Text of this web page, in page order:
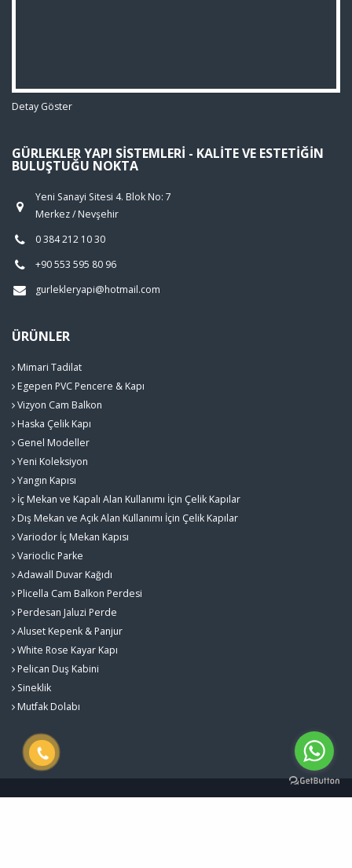
Detay Göster
GÜRLEKLER YAPI SISTEMLERI - KALITE VE ESTETIĞIN
BULUŞTUĞU NOKTA
Yeni Sanayi Sitesi 4. Blok No: 7
Merkez / Nevşehir
0 384 212 10 30
+90 553 595 80 96
gurlekleryapi@hotmail.com
ÜRÜNLER
Mimari Tadilat
Egepen PVC Pencere & Kapı
Vizyon Cam Balkon
Haska Çelik Kapı
Genel Modeller
Yeni Koleksiyon
Yangın Kapısı
İç Mekan ve Kapalı Alan Kullanımı İçin Çelik Kapılar
Dış Mekan ve Açık Alan Kullanımı İçin Çelik Kapılar
Variodor İç Mekan Kapısı
Varioclic Parke
Adawall Duvar Kağıdı
Plicella Cam Balkon Perdesi
Perdesan Jaluzi Perde
Aluset Kepenk & Panjur
White Rose Kayar Kapı
Pelican Duş Kabini
Sineklik
Mutfak Dolabı